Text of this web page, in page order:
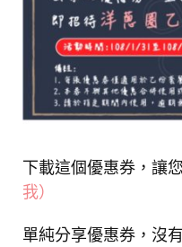
下載這個優惠券，讓
我）
單純分享優惠券，沒